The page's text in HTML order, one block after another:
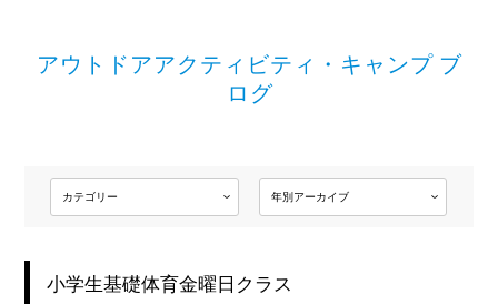
アウトドアアクティビティ・キャンプ ブ
ログ
小学生基礎体育金曜日クラス